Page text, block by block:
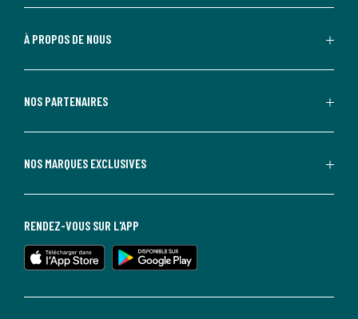
À PROPOS DE NOUS
NOS PARTENAIRES
NOS MARQUES EXCLUSIVES
RENDEZ-VOUS SUR L'APP